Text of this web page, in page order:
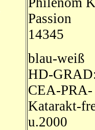
Passion
14345
blau-weiß
HD-
CEA-PRA-
Katarakt-
u.2000